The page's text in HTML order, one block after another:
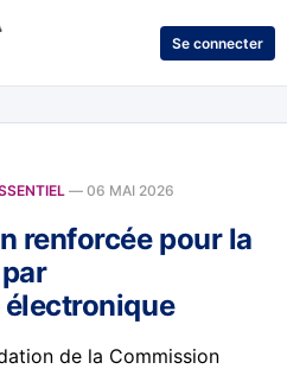
Se connecter
— 06 MAI 2026
renforcée pour la
de la Commission